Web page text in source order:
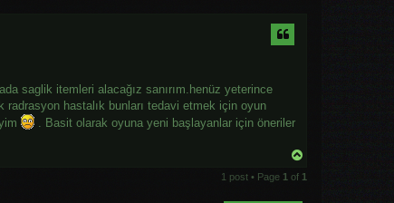
saglik itemleri alacağız sanırım.henüz yeterince
radrasyon hastalık bunları tedavi etmek için oyun
. Basit olarak oyuna yeni başlayanlar için öneriler
p
1 post • Page 1 of 1